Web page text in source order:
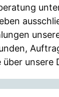
über unsere